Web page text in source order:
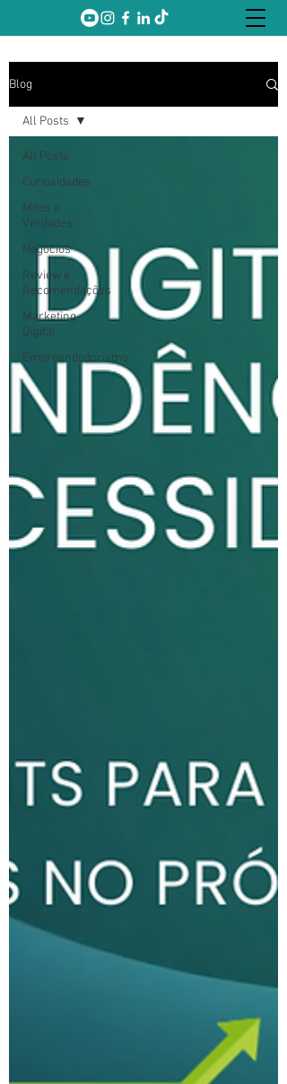
Blog
All Posts
Curiosidades
Mitos e
Verdades
Negócios
Review e
Recomendações
Marketing
Digital
Empreendedorismo
All Posts